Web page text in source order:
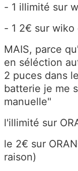
- 1 illimité sur
- 1 2€ sur wiko
MAIS, parce
en séléction
2 puces dans
batterie je me
manuelle"
l'illimité sur
le 2€ sur
raison)